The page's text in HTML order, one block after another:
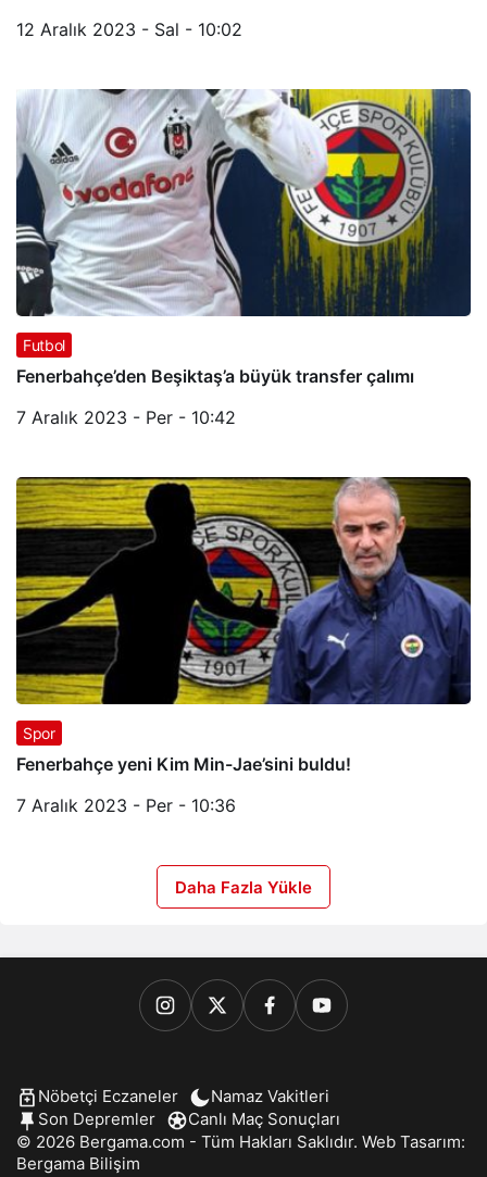
12 Aralık 2023 - Sal - 10:02
Futbol
Fenerbahçe’den Beşiktaş’a büyük transfer çalımı
7 Aralık 2023 - Per - 10:42
Spor
Fenerbahçe yeni Kim Min-Jae’sini buldu!
7 Aralık 2023 - Per - 10:36
Daha Fazla Yükle
Nöbetçi Eczaneler
Namaz Vakitleri
Son Depremler
Canlı Maç Sonuçları
© 2026 Bergama.com - Tüm Hakları Saklıdır. Web Tasarım:
Bergama Bilişim